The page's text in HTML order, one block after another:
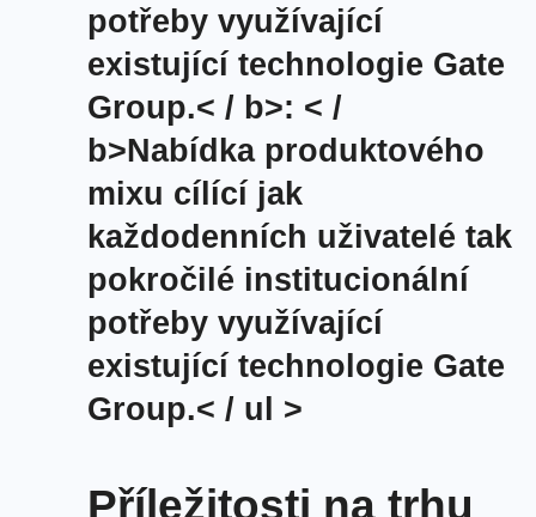
potřeby využívající
existující technologie Gate
Group.< / b>: < /
b>Nabídka produktového
mixu cílící jak
každodenních uživatelé tak
pokročilé institucionální
potřeby využívající
existující technologie Gate
Group.< / ul >
Příležitosti na trhu